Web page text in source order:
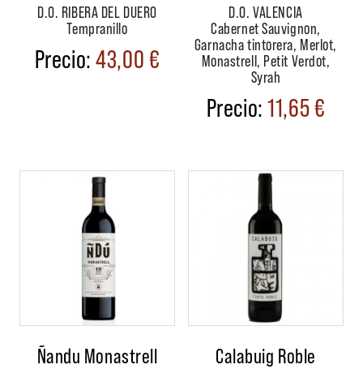
D.O. RIBERA DEL DUERO
Tempranillo
43,00€
D.O. VALENCIA
Cabernet Sauvignon,
Garnacha tintorera, Merlot,
Monastrell, Petit Verdot,
Syrah
11,65€
Ñandu Monastrell Calabuig Roble